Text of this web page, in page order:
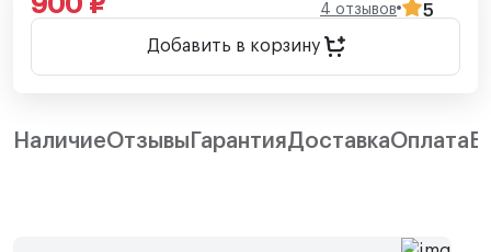
4 отзывов
5
Добавить в корзину
НаличиеОтзывы ГарантияДоставкаОплата